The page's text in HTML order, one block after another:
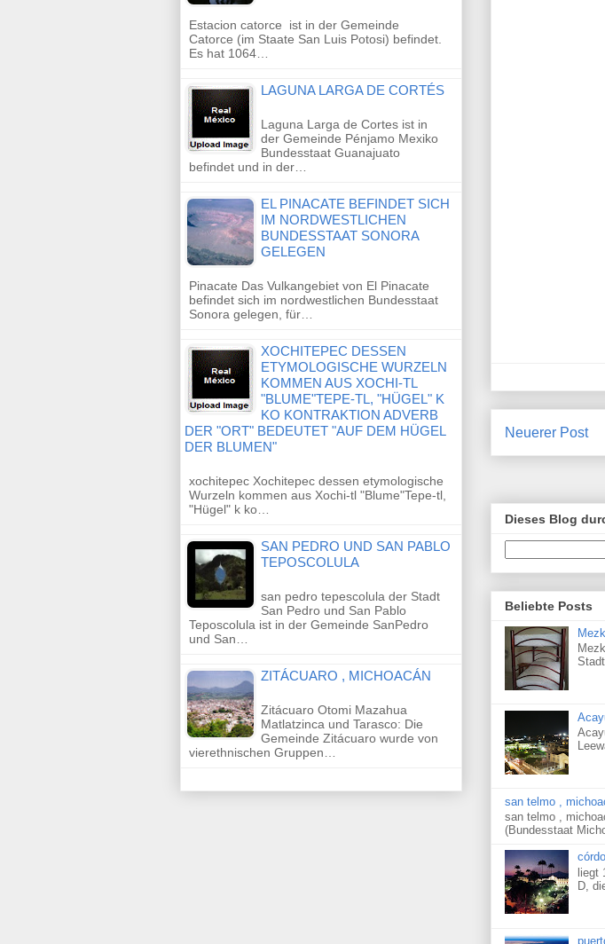
Neuerer Post
Dieses Blog
Beliebte Posts
san telmo ,
san telmo ,
(Bundesstaat
liegt
D,
Estacion catorce ist in der Gemeinde
Catorce (im Staate San Luis Potosi) befindet.
Es hat 1064…
LAGUNA LARGA DE CORTÉS
Laguna Larga de Cortes ist in
der Gemeinde Pénjamo Mexiko
Bundesstaat Guanajuato
befindet und in der…
EL PINACATE BEFINDET SICH
IM NORDWESTLICHEN
BUNDESSTAAT SONORA
GELEGEN
Pinacate Das Vulkangebiet von El Pinacate
befindet sich im nordwestlichen Bundesstaat
Sonora gelegen, für…
XOCHITEPEC DESSEN
ETYMOLOGISCHE WURZELN
KOMMEN AUS XOCHI-TL
"BLUME"TEPE-TL, "HÜGEL" K
KO KONTRAKTION ADVERB
DER "ORT" BEDEUTET "AUF DEM HÜGEL
DER BLUMEN"
xochitepec Xochitepec dessen etymologische
Wurzeln kommen aus Xochi-tl "Blume"Tepe-tl,
"Hügel" k ko…
SAN PEDRO UND SAN PABLO
TEPOSCOLULA
san pedro tepescolula der Stadt
San Pedro und San Pablo
Teposcolula ist in der Gemeinde SanPedro
und San…
ZITÁCUARO , MICHOACÁN
Zitácuaro Otomi Mazahua
Matlatzinca und Tarasco: Die
Gemeinde Zitácuaro wurde von
vierethnischen Gruppen…